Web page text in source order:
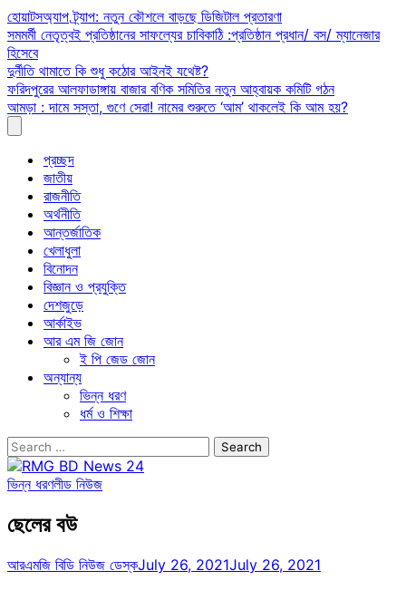
Skip
to
content
হোয়াটসঅ্যাপ ট্র্যাপ: নতুন কৌশলে বাড়ছে ডিজিটাল প্রতারণা
সমমর্মী নেতৃত্বই প্রতিষ্ঠানের সাফল্যের চাবিকাঠি :প্রতিষ্ঠান প্রধান/ বস/ ম্যানেজার
হিসেবে
দুর্নীতি থামাতে কি শুধু কঠোর আইনই যথেষ্ট?
ফরিদপুরের আলফাডাঙ্গায় বাজার বণিক সমিতির নতুন আহ্বায়ক কমিটি গঠন
আমড়া : দামে সস্তা, গুণে সেরা! নামের শুরুতে ‘আম’ থাকলেই কি আম হয়?
প্রচ্ছদ
জাতীয়
রাজনীতি
অর্থনীতি
আন্তর্জাতিক
খেলাধুলা
বিনোদন
বিজ্ঞান ও প্রযুক্তি
দেশজুড়ে
আর্কাইভ
আর এম জি জোন
ই পি জেড জোন
অন্যান্য
ভিন্ন ধরণ
ধর্ম ও শিক্ষা
Search
for:
ভিন্ন ধরণলীড নিউজ
ছেলের বউ
আরএমজি বিডি নিউজ ডেস্কJuly 26, 2021July 26, 2021